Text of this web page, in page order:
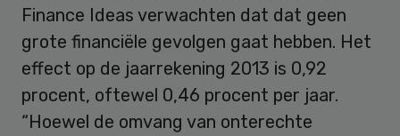
Finance Ideas verwachten dat dat geen
grote financiële gevolgen gaat hebben. Het
effect op de jaarrekening 2013 is 0,92
procent, oftewel 0,46 procent per jaar.
“Hoewel de omvang van onterechte